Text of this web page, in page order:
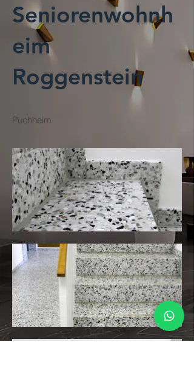
Seniorenwohnh
eim
Roggenstein
Puchheim